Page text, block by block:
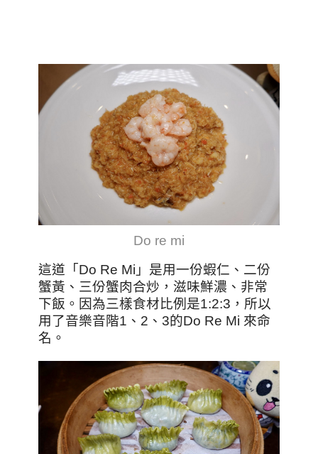
Do re mi
這道「Do Re Mi」是用一份蝦仁、二份
蟹黃、三份蟹肉合炒，滋味鮮濃、非常
下飯。因為三樣食材比例是1:2:3，所以
用了音樂音階1、2、3的Do Re Mi 來命
名。